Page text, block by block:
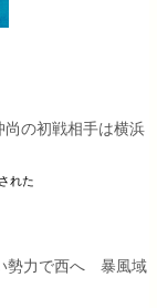
尚の初戦相手は横浜
れた
勢力で西へ 暴風域